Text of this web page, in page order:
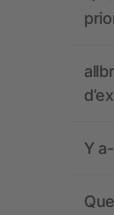
Y